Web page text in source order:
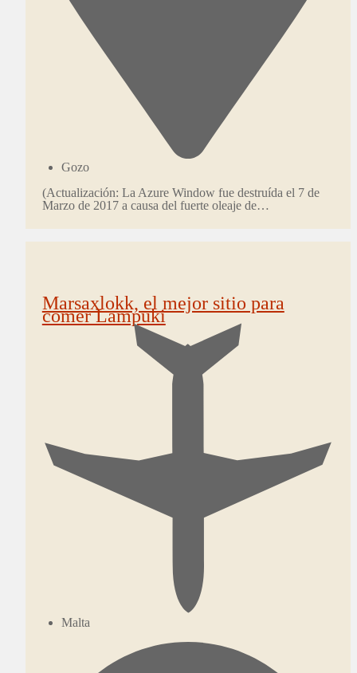
Gozo
(Actualización: La Azure Window fue destruída el 7 de
Marzo de 2017 a causa del fuerte oleaje de…
Marsaxlokk, el mejor sitio para
comer Lampuki
Malta